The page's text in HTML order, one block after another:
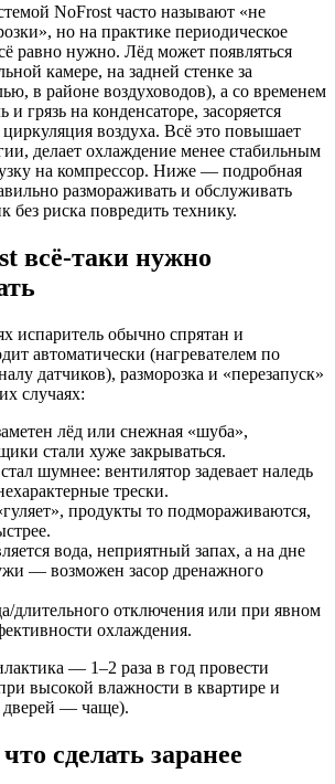
NoFrost часто называют «не
но на практике периодическое
равно нужно. Лёд может появляться
камере, на задней стенке за
в районе воздуховодов), а со временем
грязь на конденсаторе, засоряется
воздуха. Всё это повышает
делает охлаждение менее стабильным
на компрессор. Ниже — подробная
размораживать и обслуживать
без риска повредить технику.
всё-таки нужно
испаритель обычно спрятан и
автоматически (нагревателем по
датчиков), разморозка и «перезапуск»
случаях:
лёд или снежная «шуба»,
стали хуже закрываться.
шумнее: вентилятор задевает наледь
трески.
продукты то подмораживаются,
вода, неприятный запах, а на дне
— возможен засор дренажного
длительного отключения или при явном
охлаждения.
— 1–2 раза в год провести
высокой влажности в квартире и
дверей — чаще).
сделать заранее